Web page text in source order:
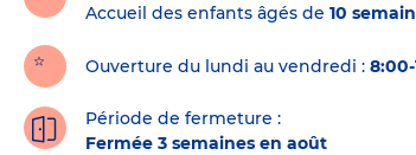
Accueil des enfants âgés de 10
Ouverture du lundi au vendredi : 8:00-
Période de fermeture :
Fermée 3 semaines en août